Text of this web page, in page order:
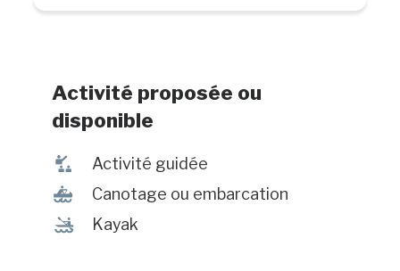
Partially accessible for people with
reduced mobility.
Activité proposée ou
disponible
î Activité guidée
7 Canotage ou embarcation
‰ Kayak